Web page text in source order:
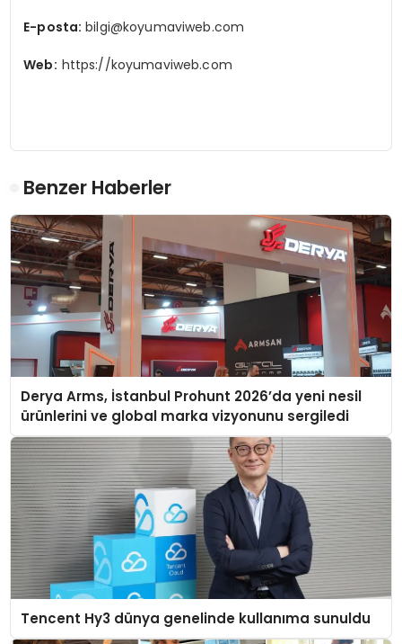
E-posta:bilgi@koyumaviweb.com
Web: https://koyumaviweb.com
Benzer Haberler
Derya Arms, İstanbul Prohunt 2026’da yeni nesil
ürünlerini ve global marka vizyonunu sergiledi
Tencent Hy3 dünya genelinde kullanıma sunuldu